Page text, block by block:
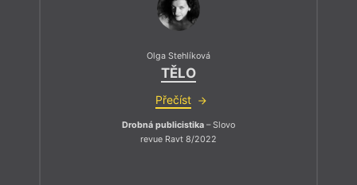
Olga Stehlíková
TĚLO
Přečíst
Drobná publicistika – Slovo
revue Ravt 8/2022